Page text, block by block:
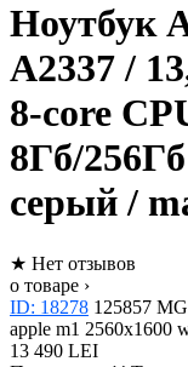
Ноутбук
A2337 /
8-core
8Гб/
серый /
★ Нет отзывов
о товаре ›
ID: 18278 125857
apple m1 2560x1600
13 490 LEI